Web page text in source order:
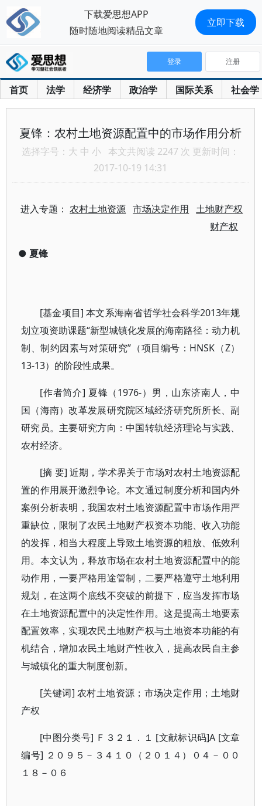
首页 法学 经济学 政治学 国际关系 社会学
登录 注册
夏锋：农村土地资源配置中的市场作用分析
选择字号： 大 中 小 本文共阅读 2247 次 更新时间：
2017-10-19 14:31
进入专题：农村土地资源 市场决定作用
土地财产权
财产权
● 夏锋
[基金项目] 本文系海南省哲学社会科学2013年规
划立项资助课题“新型城镇化发展的海南路径：动力机
制、制约因素与对策研究”（项目编号：HNSK（Z）
13-13）的阶段性成果。
[作者简介] 夏锋（1976-）男，山东济南人，中
国（海南）改革发展研究院区域经济研究所所长、副
研究员。主要研究方向：中国转轨经济理论与实践、
农村经济。
[摘 要] 近期，学术界关于市场对农村土地资源配
置的作用展开激烈争论。本文通过制度分析和国内外
案例分析表明，我国农村土地资源配置中市场作用严
重缺位，限制了农民土地财产权资本功能、收入功能
的发挥，相当大程度上导致土地资源的粗放、低效利
用。本文认为，释放市场在农村土地资源配置中的能
动作用，一要严格用途管制，二要严格遵守土地利用
规划，在这两个底线不突破的前提下，应当发挥市场
在土地资源配置中的决定性作用。这是提高土地要素
配置效率，实现农民土地财产权与土地资本功能的有
机结合，增加农民土地财产性收入，提高农民自主参
与城镇化的重大制度创新。
[关键词] 农村土地资源；市场决定作用；土地财
产权
[中图分类号] Ｆ３２１．１ [文献标识码]A [文章
编号] ２０９５－３４１０（２０１４）０４－００
１８－０６
下载爱思想APP
随时随地阅读精品文章
立即下载